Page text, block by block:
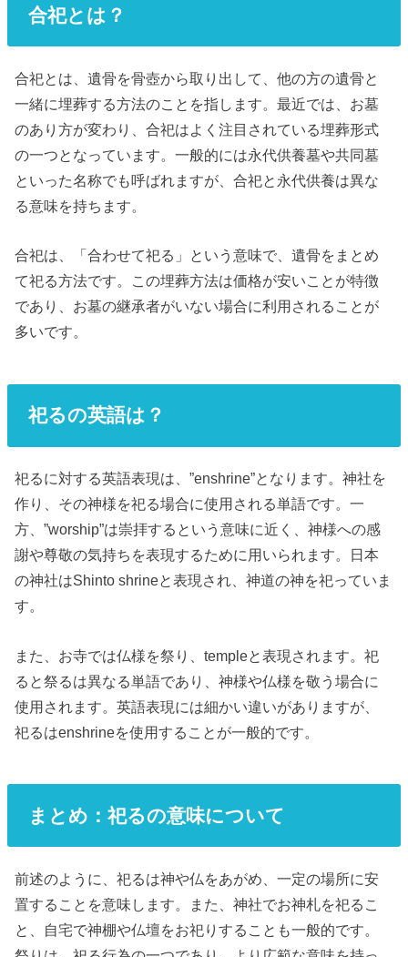
合祀とは？
合祀とは、遺骨を骨壺から取り出して、他の方の遺骨と
一緒に埋葬する方法のことを指します。最近では、お墓
のあり方が変わり、合祀はよく注目されている埋葬形式
の一つとなっています。一般的には永代供養墓や共同墓
といった名称でも呼ばれますが、合祀と永代供養は異な
る意味を持ちます。
合祀は、「合わせて祀る」という意味で、遺骨をまとめ
て祀る方法です。この埋葬方法は価格が安いことが特徴
であり、お墓の継承者がいない場合に利用されることが
多いです。
祀るの英語は？
祀るに対する英語表現は、”enshrine”となります。神社を
作り、その神様を祀る場合に使用される単語です。一
方、”worship”は崇拝するという意味に近く、神様への感
謝や尊敬の気持ちを表現するために用いられます。日本
の神社はShinto shrineと表現され、神道の神を祀っていま
す。
また、お寺では仏様を祭り、templeと表現されます。祀
ると祭るは異なる単語であり、神様や仏様を敬う場合に
使用されます。英語表現には細かい違いがありますが、
祀るはenshrineを使用することが一般的です。
まとめ：祀るの意味について
前述のように、祀るは神や仏をあがめ、一定の場所に安
置することを意味します。また、神社でお神札を祀るこ
と、自宅で神棚や仏壇をお祀りすることも一般的です。